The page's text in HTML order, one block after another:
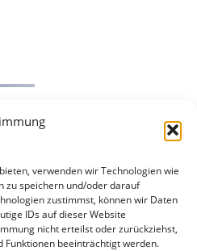
verwenden wir Technologien wie
zu speichern und/oder darauf
zustimmst, können wir Daten
IDs auf dieser Website
nicht erteilst oder zurückziehst,
beeinträchtigt werden.
US